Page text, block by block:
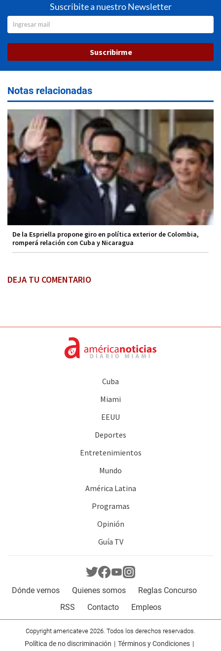
Suscribite a nuestro Newsletter
Suscribirme
Notas relacionadas
De la Espriella propone giro en política exterior de Colombia,
romperá relación con Cuba y Nicaragua
DEJA TU COMENTARIO
Cuba
Miami
EEUU
Deportes
Entretenimientos
Mundo
América Latina
Programas
Opinión
Guía TV
Dónde vernos Quienes somos
Reglas Concurso
RSS
Contacto Empleos
Copyright americateve 2026. Todos los derechos reservados.
Política de no discriminación Términos y Condiciones